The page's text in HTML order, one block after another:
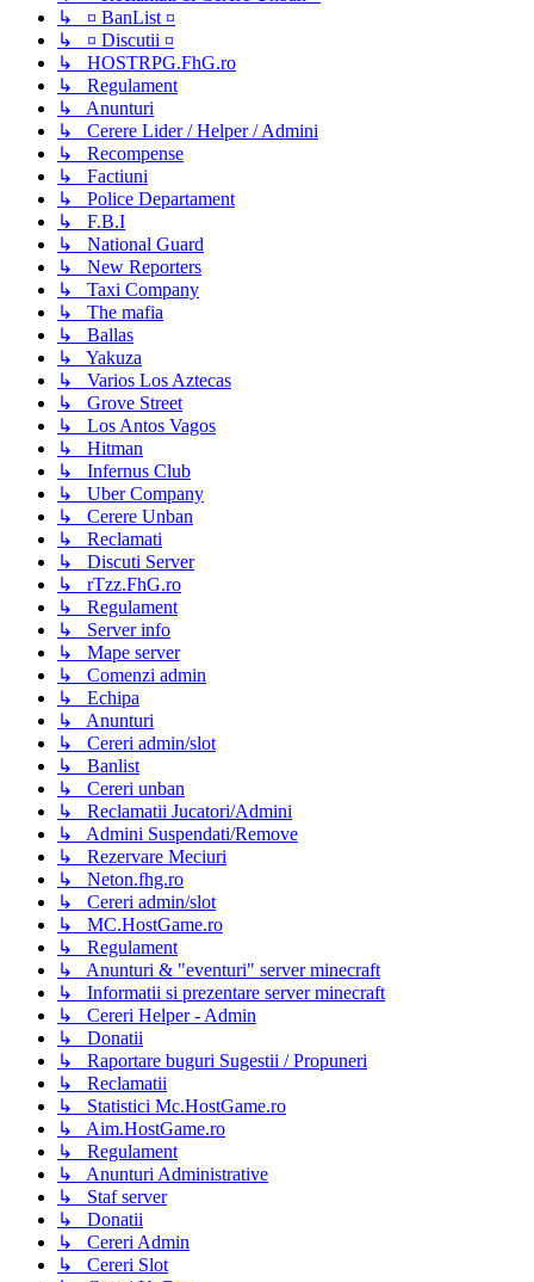
↳ ¤ BanList ¤
↳ ¤ Discutii ¤
↳ HOSTRPG.FhG.ro
↳ Regulament
↳ Anunturi
↳ Cerere Lider / Helper / Admini
↳ Recompense
↳ Factiuni
↳ Police Departament
↳ F.B.I
↳ National Guard
↳ New Reporters
↳ Taxi Company
↳ The mafia
↳ Ballas
↳ Yakuza
↳ Varios Los Aztecas
↳ Grove Street
↳ Los Antos Vagos
↳ Hitman
↳ Infernus Club
↳ Uber Company
↳ Cerere Unban
↳ Reclamati
↳ Discuti Server
↳ rTzz.FhG.ro
↳ Regulament
↳ Server info
↳ Mape server
↳ Comenzi admin
↳ Echipa
↳ Anunturi
↳ Cereri admin/slot
↳ Banlist
↳ Cereri unban
↳ Reclamatii Jucatori/Admini
↳ Admini Suspendati/Remove
↳ Rezervare Meciuri
↳ Neton.fhg.ro
↳ Cereri admin/slot
↳ MC.HostGame.ro
↳ Regulament
↳ Anunturi & "eventuri" server minecraft
↳ Informatii si prezentare server minecraft
↳ Cereri Helper - Admin
↳ Donatii
↳ Raportare buguri Sugestii / Propuneri
↳ Reclamatii
↳ Statistici Mc.HostGame.ro
↳ Aim.HostGame.ro
↳ Regulament
↳ Anunturi Administrative
↳ Staf server
↳ Donatii
↳ Cereri Admin
↳ Cereri Slot